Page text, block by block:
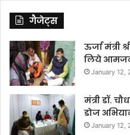
गैजेट्स
ऊर्जा मंत्री
लिये
January 12,
मंत्री डॉ.
डोज
January 12,